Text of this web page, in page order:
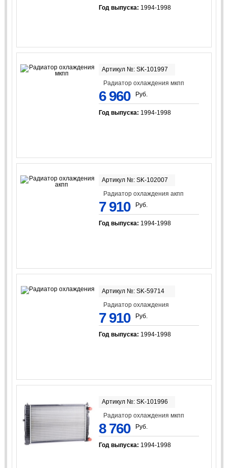
Год выпуска: 1994-1998
Артикул №: SK-101997
Радиатор охлаждения мкпп
6 960 Руб.
Год выпуска: 1994-1998
Артикул №: SK-102007
Радиатор охлаждения акпп
7 910 Руб.
Год выпуска: 1994-1998
Артикул №: SK-59714
Радиатор охлаждения
7 910 Руб.
Год выпуска: 1994-1998
Артикул №: SK-101996
Радиатор охлаждения мкпп
8 760 Руб.
Год выпуска: 1994-1998